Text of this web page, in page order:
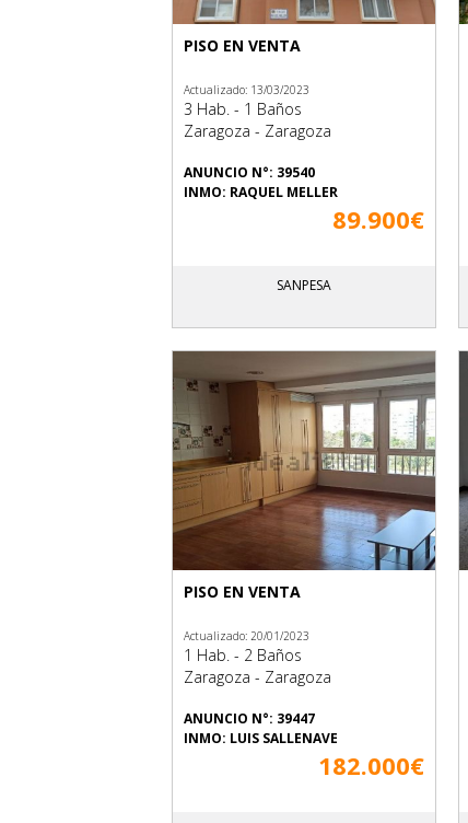
PISO EN VENTA
Actualizado: 13/03/2023
3 Hab. - 1 Baños
Zaragoza - Zaragoza
ANUNCIO N°: 39540
INMO: RAQUEL MELLER
89.900€
SANPESA
PISO EN VENTA
Actualizado: 20/01/2023
1 Hab. - 2 Baños
Zaragoza - Zaragoza
ANUNCIO N°: 39447
INMO: LUIS SALLENAVE
182.000€